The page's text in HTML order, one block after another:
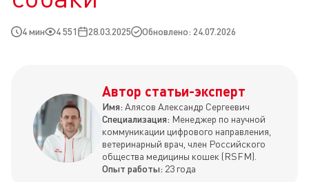
4 мин 4 551 28.03.2025 Обновлено: 24.07.2026
Автор статьи-эксперт
Имя: Алясов Александр Сергеевич
Специализация: Менеджер по научной
коммуникации цифрового направления,
ветеринарный врач, член Российского
общества медицины кошек (RSFM).
Опыт работы: 23 года